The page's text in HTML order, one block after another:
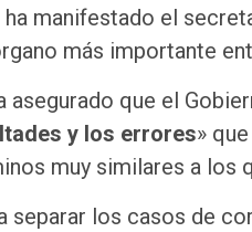
ha manifestado el
más importante
asegurado que el
y los errores»
muy similares a
separar los casos de